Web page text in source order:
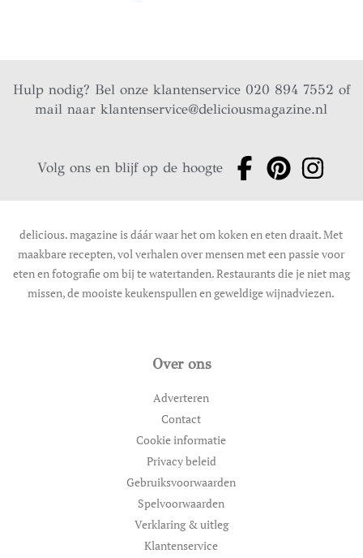
Hulp nodig? Bel onze klantenservice 020 894 7552 of
mail naarklantenservice@deliciousmagazine.nl
Volg ons en blijf op de hoogte
delicious. magazine is dáár waar het om koken en eten draait. Met
maakbare recepten, vol verhalen over mensen met een passie voor
eten en fotografie om bij te watertanden. Restaurants die je niet mag
missen, de mooiste keukenspullen en geweldige wijnadviezen.
Over ons
Adverteren
Contact
Cookie informatie
Privacy beleid
Gebruiksvoorwaarden
Spelvoorwaarden
Verklaring & uitleg
Klantenservice